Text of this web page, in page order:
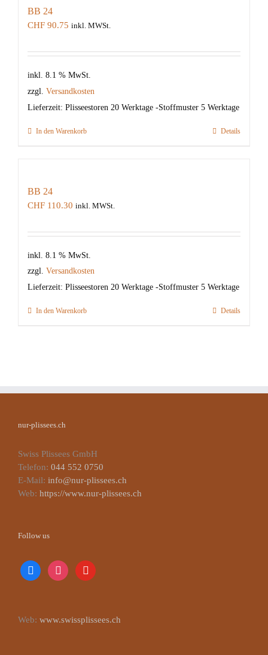
BB 24
CHF 90.75 inkl. MWSt.
inkl. 8.1 % MwSt.
zzgl. Versandkosten
Lieferzeit: Plisseestoren 20 Werktage -Stoffmuster 5 Werktage
In den Warenkorb Details
BB 24
CHF 110.30 inkl. MWSt.
inkl. 8.1 % MwSt.
zzgl. Versandkosten
Lieferzeit: Plisseestoren 20 Werktage -Stoffmuster 5 Werktage
In den Warenkorb Details
nur-plissees.ch
Swiss Plissees GmbH
Telefon: 044 552 0750
E-Mail: info@nur-plissees.ch
Web: https://www.nur-plissees.ch
Follow us
facebookinstagramyoutube
Web: www.swissplissees.ch